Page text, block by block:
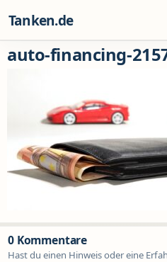
Tanken.de
auto-financing-
0 Kommentare
Hast du einen Hinweis oder eine